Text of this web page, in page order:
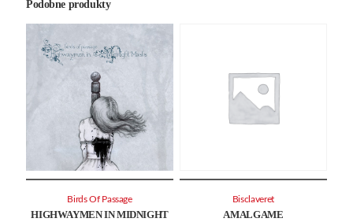
Podobne produkty
HIGHWAYMEN IN MIDNIGHT
Birds Of Passage
AMALGAME
Bisclaveret